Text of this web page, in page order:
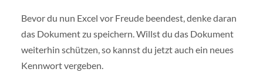
Bevor du nun Excel vor Freude beendest, denke daran
das Dokument zu speichern. Willst du das Dokument
weiterhin schützen, so kannst du jetzt auch ein neues
Kennwort vergeben.